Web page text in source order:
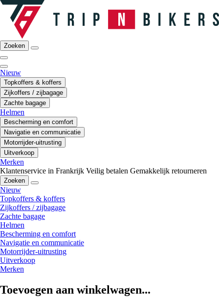
Zoeken
Nieuw
Topkoffers & koffers
Zijkoffers / zijbagage
Zachte bagage
Helmen
Bescherming en comfort
Navigatie en communicatie
Motorrijder-uitrusting
Uitverkoop
Merken
Klantenservice in Frankrijk Veilig betalen Gemakkelijk retourneren
Zoeken
Nieuw
Topkoffers & koffers
Zijkoffers / zijbagage
Zachte bagage
Helmen
Bescherming en comfort
Navigatie en communicatie
Motorrijder-uitrusting
Uitverkoop
Merken
Toevoegen aan winkelwagen...